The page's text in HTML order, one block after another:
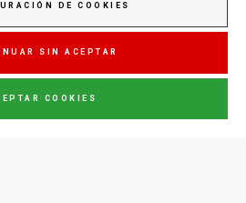
DE COOKIES
SIN ACEPTAR
COOKIES